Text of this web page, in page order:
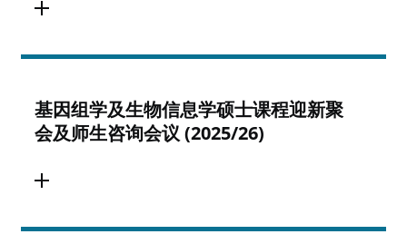
基因组学及生物信息学硕士课程迎新聚
会及师生咨询会议 (2025/26)